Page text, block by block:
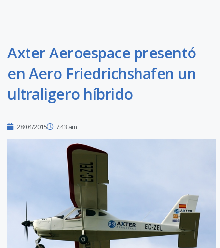
Axter Aeroespace presentó
en Aero Friedrichshafen un
ultraligero híbrido
28/04/2015 7:43 am